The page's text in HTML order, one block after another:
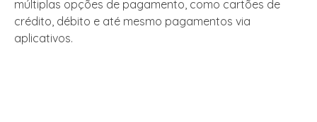
múltiplas opções de pagamento, como cartões de
crédito, débito e até mesmo pagamentos via
aplicativos.